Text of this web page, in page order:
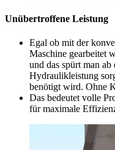
Unübertroffene Leistung
Egal ob mit der
Maschine gearbeitet
und das spürt man
Hydraulikleistung
benötigt wird. Ohne
Das bedeutet volle
für maximale